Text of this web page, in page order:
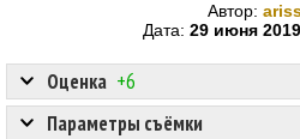
Автор:
Дата: 29 июня
Оценка +6
Параметры съёмки